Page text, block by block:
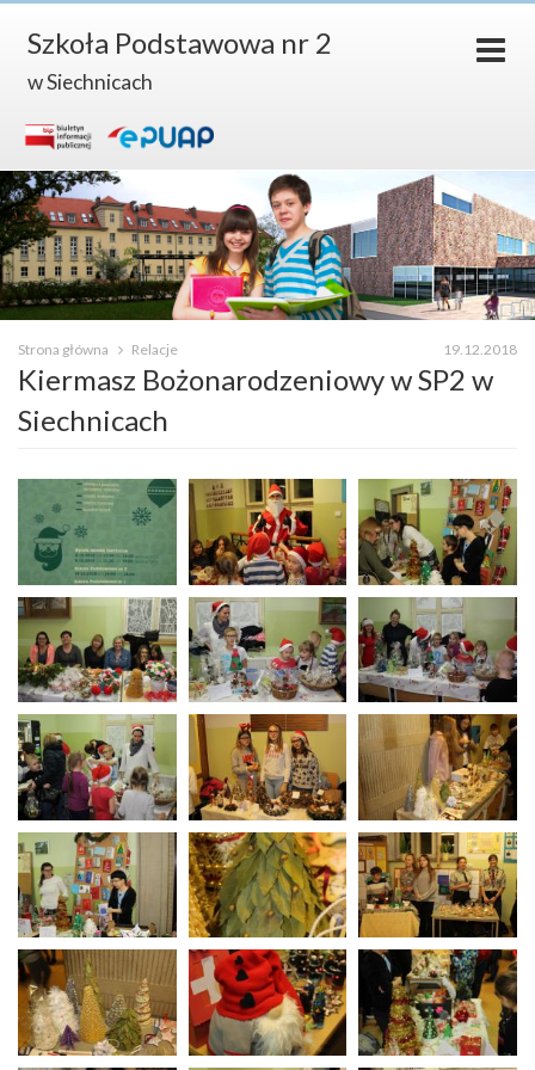
Szkoła Podstawowa nr 2
w Siechnicach
19.12.2018
Strona główna Relacje
Kiermasz Bożonarodzeniowy w SP2 w
Siechnicach